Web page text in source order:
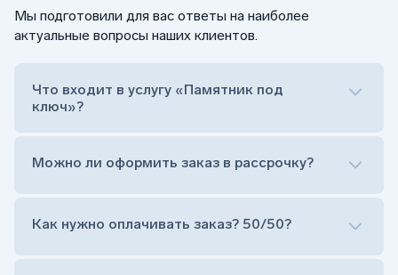
Мы подготовили для вас ответы на наиболее
актуальные вопросы наших клиентов.
Что входит в услугу «Памятник под
ключ»?
Сам комплект памятника:
Можно ли оформить заказ в рассрочку?
Как нужно оплачивать заказ? 50/50?